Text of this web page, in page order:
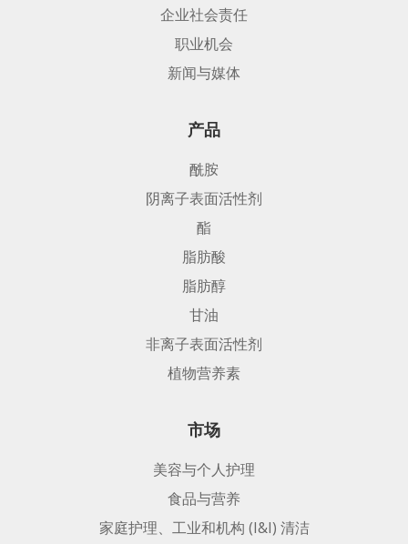
企业社会责任
职业机会
新闻与媒体
产品
酰胺
阴离子表面活性剂
酯
脂肪酸
脂肪醇
甘油
非离子表面活性剂
植物营养素
市场
美容与个人护理
食品与营养
家庭护理、工业和机构 (I&I) 清洁